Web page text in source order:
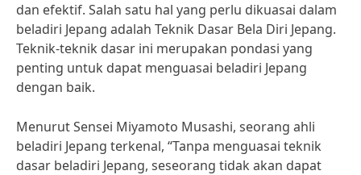
dan efektif. Salah satu hal yang perlu dikuasai dalam
beladiri Jepang adalah Teknik Dasar Bela Diri Jepang.
Teknik-teknik dasar ini merupakan pondasi yang
penting untuk dapat menguasai beladiri Jepang
dengan baik.
Menurut Sensei Miyamoto Musashi, seorang ahli
beladiri Jepang terkenal, “Tanpa menguasai teknik
dasar beladiri Jepang, seseorang tidak akan dapat